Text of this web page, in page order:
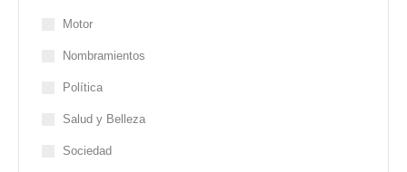
Motor
Nombramientos
Política
Salud y Belleza
Sociedad